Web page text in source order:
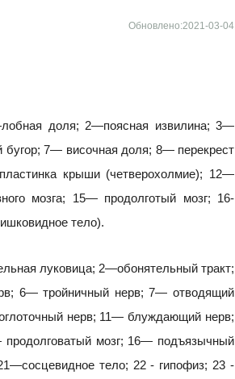
Обновлено:2021-03-04
доля; 2—поясная извилина; 3—
бугор; 7— височная доля; 8— перекрест
крыши (четверохолмие); 12—
мозга; 15— продолготый мозг; 16-
тело).
луковица; 2—обонятельный тракт;
6— тройничный нерв; 7— отводящий
нерв; 11— блуждающий нерв;
мозг; 16— подъязычный
тело; 22 - гипофиз; 23 -